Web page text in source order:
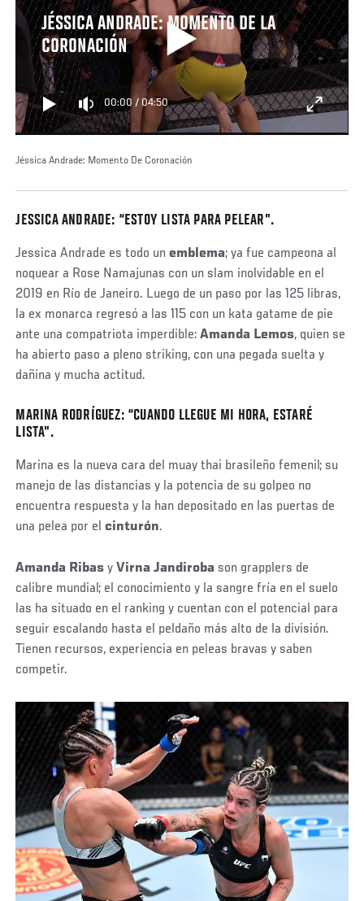
JÉSSICA ANDRADE: MOMENTO DE LA
CORONACIÓN
00:00 / 04:50
Jéssica Andrade: Momento De Coronación
JESSICA ANDRADE: “ESTOY LISTA PARA PELEAR”.
Jessica Andrade es todo unemblema; ya fue campeona al
noquear a Rose Namajunas con un slam inolvidable en el
2019 en Río de Janeiro. Luego de un paso por las 125 libras,
la ex monarca regresó a las 115 con un kata gatame de pie
ante una compatriota imperdible:Amanda Lemos, quien se
ha abierto paso a pleno striking, con una pegada suelta y
dañina y mucha actitud.
Social
Post
MARINA RODRÍGUEZ: “CUANDO LLEGUE MI HORA, ESTARÉ
LISTA”.
Marina es la nueva cara del muay thai brasileño femenil; su
manejo de las distancias y la potencia de su golpeo no
encuentra respuesta y la han depositado en las puertas de
una pelea por elcinturón.
Amanda Ribas yVirna Jandiroba son grapplers de
calibre mundial; el conocimiento y la sangre fría en el suelo
las ha situado en el ranking y cuentan con el potencial para
seguir escalando hasta el peldaño más alto de la división.
Tienen recursos, experiencia en peleas bravas y saben
competir.